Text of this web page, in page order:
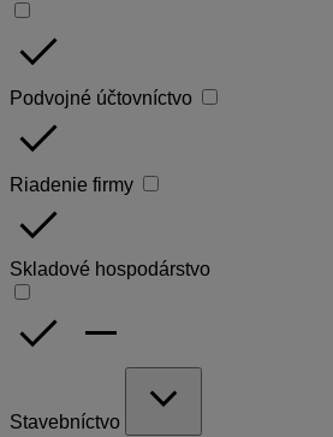
done
Podvojné účtovníctvo
done
Riadenie firmy
done
Skladové hospodárstvo
done remove
Stavebníctvo
expand_more